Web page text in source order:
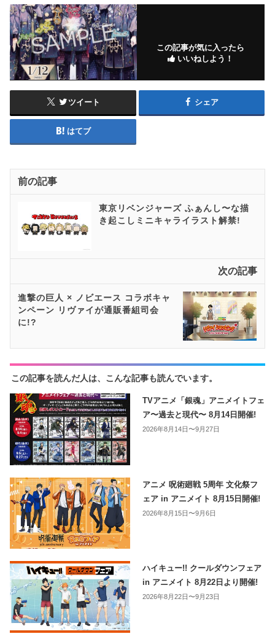
この記事が気に入ったら
いいねしよう！
ツイート シェア
はてブ
前の記事
東京リベンジャーズ ふぁんし〜な描
き起こしミニキャライラスト解禁!
次の記事
進撃の巨人 × ノビエース コラボキャ
ンペーン リヴァイが通販番組司会
に!?
この記事を読んだ人は、こんな記事も読んでいます。
TVアニメ「銀魂」アニメイトフェ
ア〜過去と現代〜 8月14日開催!
2026年8月14日〜9月27日
アニメ 呪術廻戦 5周年 文化祭フ
ェア in アニメイト 8月15日開催!
2026年8月15日〜9月6日
ハイキュー!! クールダウンフェア
in アニメイト 8月22日より開催!
2026年8月22日〜9月23日